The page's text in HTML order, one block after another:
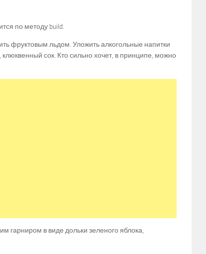
по методу build.
фруктовым льдом. Уложить алкогольные напитки
сок. Кто сильно хочет, в принципе, можно
гарниром в виде дольки зеленого яблока,